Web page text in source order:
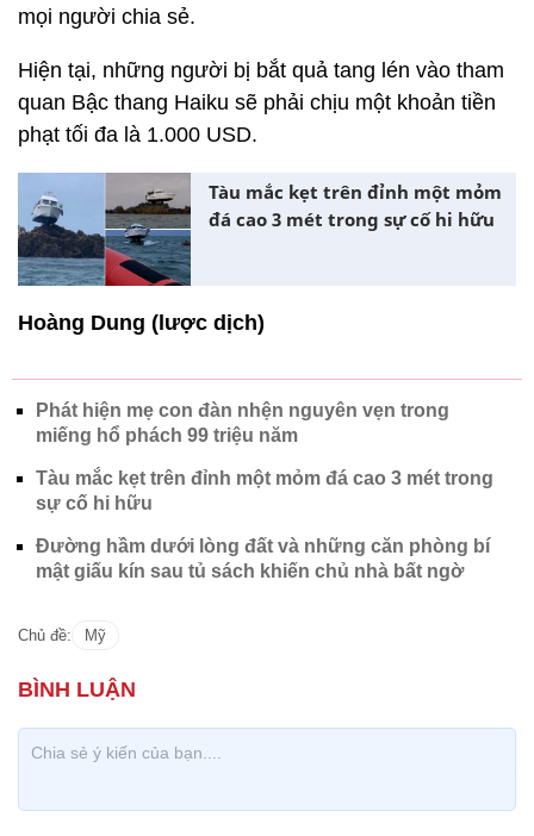
mọi người chia sẻ.
Hiện tại, những người bị bắt quả tang lén vào tham
quan Bậc thang Haiku sẽ phải chịu một khoản tiền
phạt tối đa là 1.000 USD.
Tàu mắc kẹt trên đỉnh một mỏm
đá cao 3 mét trong sự cố hi hữu
Hoàng Dung (lược dịch)
Phát hiện mẹ con đàn nhện nguyên vẹn trong
miếng hổ phách 99 triệu năm
Tàu mắc kẹt trên đỉnh một mỏm đá cao 3 mét trong
sự cố hi hữu
Đường hầm dưới lòng đất và những căn phòng bí
mật giấu kín sau tủ sách khiến chủ nhà bất ngờ
Chủ đề: Mỹ